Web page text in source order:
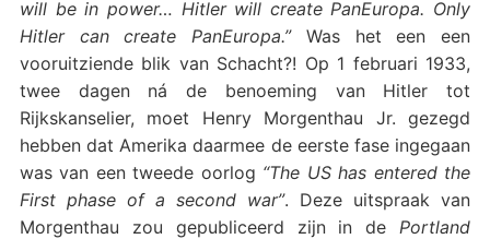
will be in power… Hitler will create PanEuropa. Only
Hitler can create PanEuropa.” Was het een een
vooruitziende blik van Schacht?! Op 1 februari 1933,
twee dagen ná de benoeming van Hitler tot
Rijkskanselier, moet Henry Morgenthau Jr. gezegd
hebben dat Amerika daarmee de eerste fase ingegaan
was van een tweede oorlog “The US has entered the
First phase of a second war”. Deze uitspraak van
Morgenthau zou gepubliceerd zijn in dePortland